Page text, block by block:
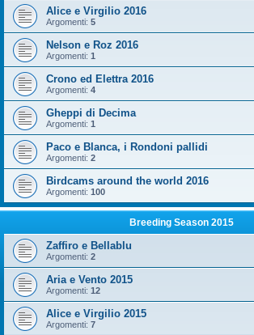
Alice e Virgilio 2016
Argomenti: 5
Nelson e Roz 2016
Argomenti: 1
Crono ed Elettra 2016
Argomenti: 4
Gheppi di Decima
Argomenti: 1
Paco e Blanca, i Rondoni pallidi
Argomenti: 2
Birdcams around the world 2016
Argomenti: 100
Breeding Season 2015
Zaffiro e Bellablu
Argomenti: 2
Aria e Vento 2015
Argomenti: 12
Alice e Virgilio 2015
Argomenti: 7